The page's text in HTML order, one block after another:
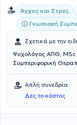
Άγχος και Στρες
Γνωσιακή
Σχετικά με την
Ψυχολόγος ΑΠΘ, MSc Ψυχική Υγεία Παιδιών-Εφήβων KCL. Γνωστική
Συμπεριφορική
Απλή συνεδρία
Δες το κόστος